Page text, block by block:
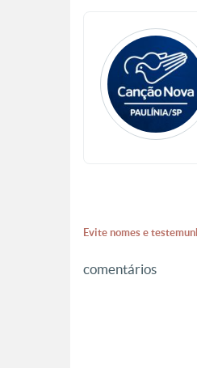
Evite nomes e
comentários